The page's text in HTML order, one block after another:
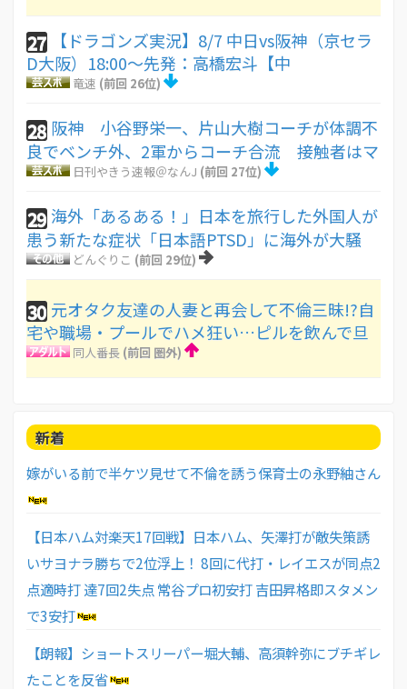
27
【ドラゴンズ実況】8/7 中日vs阪神（京セラ
D大阪）18:00～先発：高橋宏斗【中
竜速 (前回 26位)
28 阪神 小谷野栄一、片山大樹コーチが体調不
良でベンチ外、2軍からコーチ合流 接触者はマ
日刊やきう速報＠なんJ (前回 27位)
29 海外「あるある！」日本を旅行した外国人が
患う新たな症状「日本語PTSD」に海外が大騒
どんぐりこ (前回 29位)
30 元オタク友達の人妻と再会して不倫三昧!?自
宅や職場・プールでハメ狂い…ピルを飲んで旦
同人番長 (前回 圏外)
新着
嫁がいる前で半ケツ見せて不倫を誘う保育士の永野紬さん
【日本ハム対楽天17回戦】日本ハム、矢澤打が敵失策誘
いサヨナラ勝ちで2位浮上！ 8回に代打・レイエスが同点2
点適時打 達7回2失点 常谷プロ初安打 吉田昇格即スタメン
で3安打
【朗報】ショートスリーパー堀大輔、高須幹弥にブチギレ
たことを反省